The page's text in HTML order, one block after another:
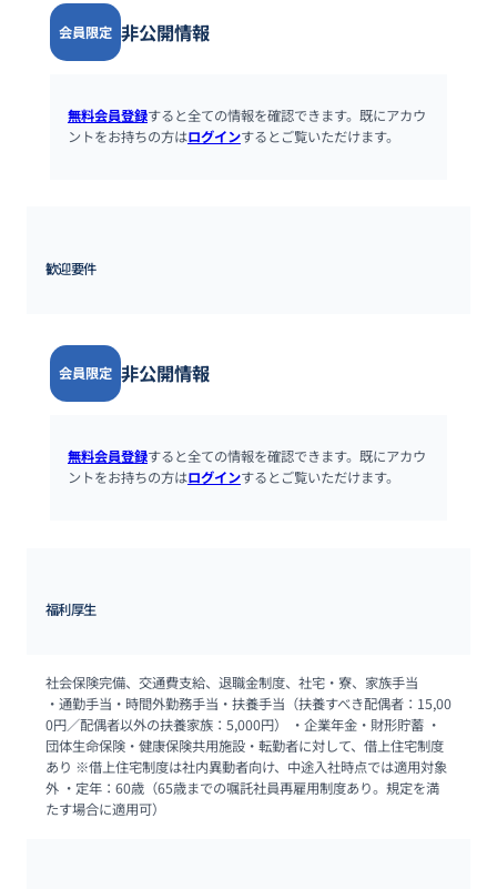
会員限定 非公開情報
無料会員登録すると全ての情報を確認できます。既にアカウ
ントをお持ちの方はログインするとご覧いただけます。
歓迎要件
会員限定 非公開情報
無料会員登録すると全ての情報を確認できます。既にアカウ
ントをお持ちの方はログインするとご覧いただけます。
福利厚生
社会保険完備、交通費支給、退職金制度、社宅・寮、家族手当
・通勤手当・時間外勤務手当・扶養手当（扶養すべき配偶者：15,00
0円／配偶者以外の扶養家族：5,000円） ・企業年金・財形貯蓄 ・
団体生命保険・健康保険共用施設・転勤者に対して、借上住宅制度
あり ※借上住宅制度は社内異動者向け、中途入社時点では適用対象
外 ・定年：60歳（65歳までの嘱託社員再雇用制度あり。規定を満
たす場合に適用可）